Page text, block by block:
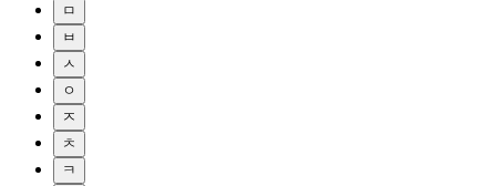
ㅁ
ㅂ
ㅅ
ㅇ
ㅈ
ㅊ
ㅋ